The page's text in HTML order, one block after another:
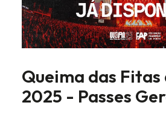
Queima das
2025 - Passes